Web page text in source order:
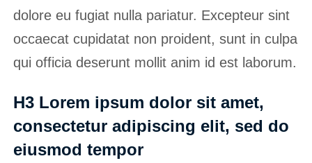
dolore eu fugiat nulla pariatur. Excepteur sint
occaecat cupidatat non proident, sunt in culpa
qui officia deserunt mollit anim id est laborum.
H3 Lorem ipsum dolor sit amet,
consectetur adipiscing elit, sed do
eiusmod tempor